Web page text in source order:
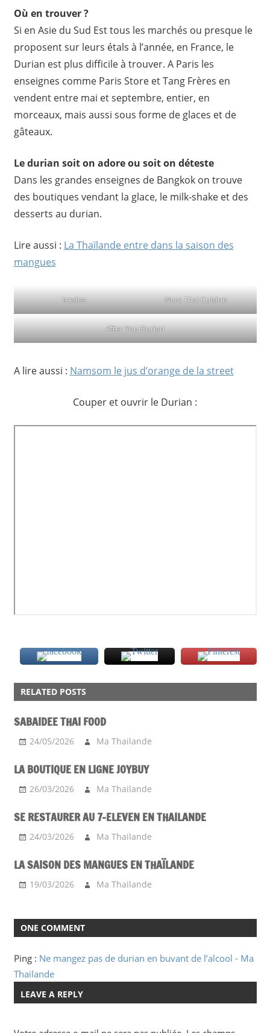
Où en trouver ?
Si en Asie du Sud Est tous les marchés ou presque le
proposent sur leurs étals à l’année, en France, le
Durian est plus difficile à trouver. A Paris les
enseignes comme Paris Store et Tang Frères en
vendent entre mai et septembre, entier, en
morceaux, mais aussi sous forme de glaces et de
gâteaux.
Le durian soit on adore ou soit on déteste
Dans les grandes enseignes de Bangkok on trouve
des boutiques vendant la glace, le milk-shake et des
desserts au durian.
Lire aussi : La Thaïlande entre dans la saison des
mangues
Icedea Nara Thai Cuisine
After You Durian
A lire aussi : Namsom le jus d’orange de la street
Couper et ouvrir le Durian :
FOOD
HUMOUR
INSOLITE
RELATED POSTS
SABAIDEE THAI FOOD
24/05/2026 Ma Thailande
LA BOUTIQUE EN LIGNE JOYBUY
26/03/2026 Ma Thailande
SE RESTAURER AU 7-ELEVEN EN THAILANDE
24/03/2026 Ma Thailande
LA SAISON DES MANGUES EN THAÏLANDE
19/03/2026 Ma Thailande
ONE COMMENT
Ping : Ne mangez pas de durian en buvant de l’alcool - Ma
Thailande
LEAVE A REPLY